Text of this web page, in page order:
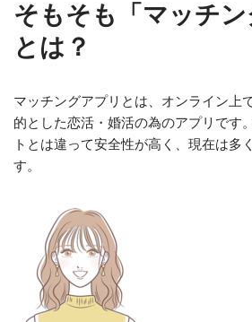
そもそも「マッチン
とは？
マッチングアプリとは、オンライン上
的とした恋活・婚活の為のアプリです
トとは違って安全性が高く、現在は多
す。